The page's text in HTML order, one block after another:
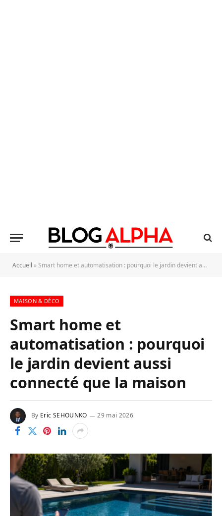
Accueil »Smart home et automatisation : pourquoi le jardin devient aussi connecté que la maison
MAISON & DÉCO
Smart home et
automatisation : pourquoi
le jardin devient aussi
connecté que la maison
By Eric SEHOUNKO 29 mai 2026